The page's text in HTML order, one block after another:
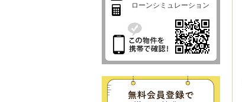
ローンシミュレーション